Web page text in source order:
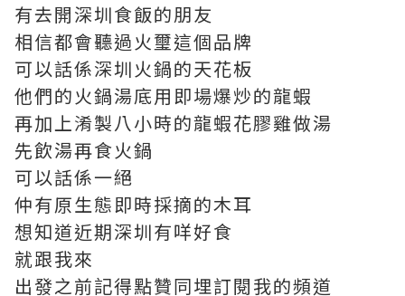
有去開深圳食飯的朋友
相信都會聽過火璽這個品牌
可以話係深圳火鍋的天花板
他們的火鍋湯底用即場爆炒的龍蝦
再加上淆製八小時的龍蝦花膠雞做湯
先飲湯再食火鍋
可以話係一絕
仲有原生態即時採摘的木耳
想知道近期深圳有咩好食
就跟我來
出發之前記得點贊同埋訂閱我的頻道